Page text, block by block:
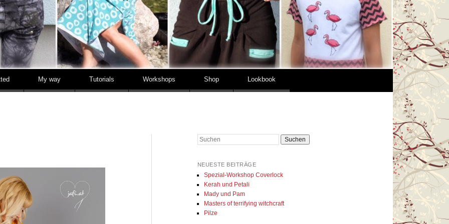
My way Tutorials Workshops Shop Lookbook
Suchen
NEUESTE BEITRÄGE
Spezial-Workshop Coverlock
Kerah und Petali
Mady und Pam
Masters of terrifying witchcraft
Pilze